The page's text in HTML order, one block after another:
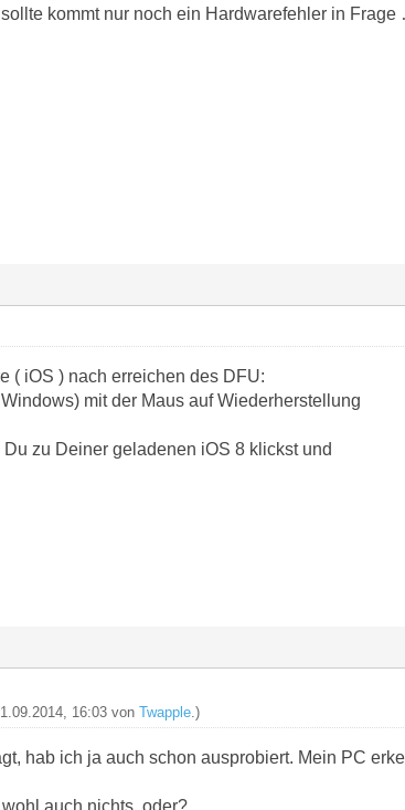
kommt nur noch ein Hardwarefehler in Frage
( iOS ) nach erreichen des DFU:
mit der Maus auf Wiederherstellung
zu Deiner geladenen iOS 8 klickst und
16:03 von Twapple.)
hab ich ja auch schon ausprobiert. Mein PC
auch nichts, oder?